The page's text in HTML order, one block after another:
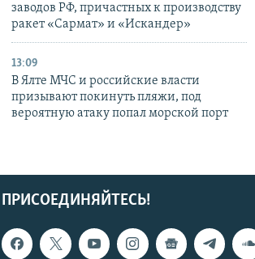
заводов РФ, причастных к производству
ракет «Сармат» и «Искандер»
13:09
В Ялте МЧС и российские власти
призывают покинуть пляжи, под
вероятную атаку попал морской порт
ПРИСОЕДИНЯЙТЕСЬ!